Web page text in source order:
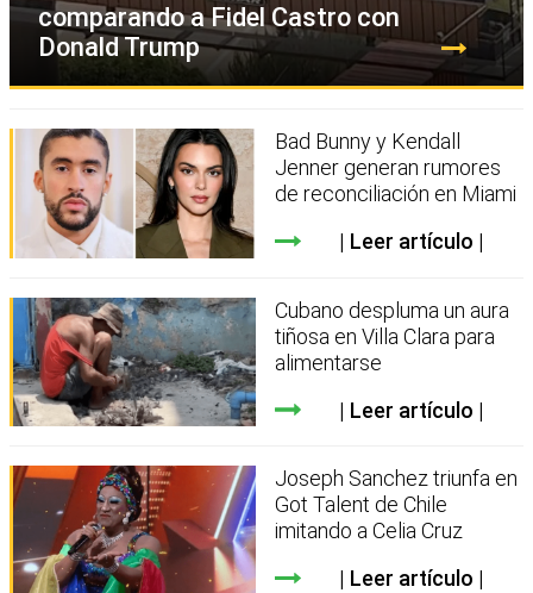
comparando a Fidel Castro con
Donald Trump
Bad Bunny y Kendall
Jenner generan rumores
de reconciliación en Miami
Leer artículo
Cubano despluma un aura
tiñosa en Villa Clara para
alimentarse
Leer artículo
Joseph Sanchez triunfa en
Got Talent de Chile
imitando a Celia Cruz
Leer artículo